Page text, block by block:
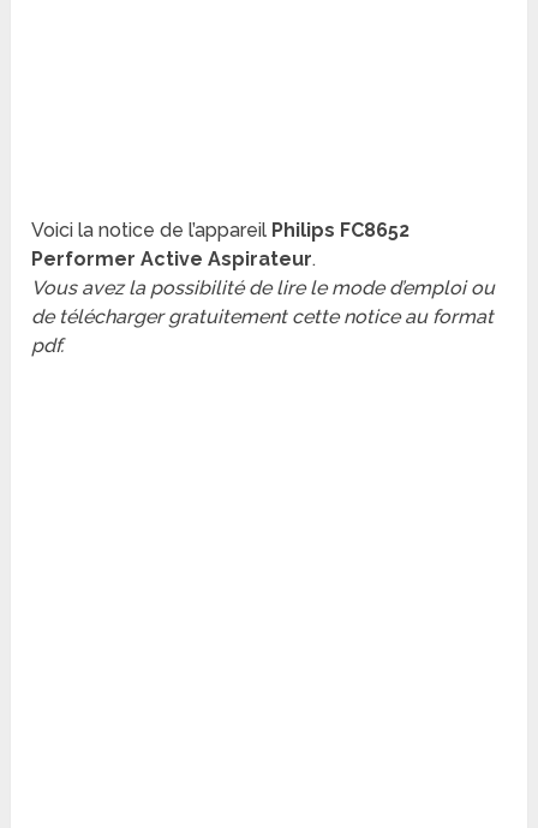
Voici la notice de l’appareil Philips FC8652
Performer Active Aspirateur.
Vous avez la possibilité de lire le mode d’emploi ou
de télécharger gratuitement cette notice au format
pdf.